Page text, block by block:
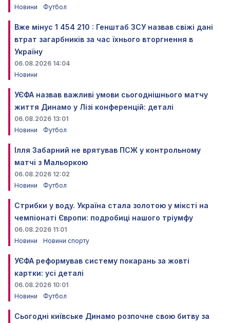
Новини
Футбол
Вже мінус 1 454 210 : Генштаб ЗСУ назвав свіжі дані
втрат загарбників за час їхнього вторгнення в
Україну
06.08.2026 14:04
Новини
УЄФА назвав важливі умови сьогоднішнього матчу
життя Динамо у Лізі конференцій: деталі
06.08.2026 13:01
Новини
Футбол
Ілля Забарний не врятував ПСЖ у контрольному
матчі з Мальоркою
06.08.2026 12:02
Новини
Футбол
Стрибки у воду. Україна стала золотою у міксті на
чемпіонаті Європи: подробиці нашого тріумфу
06.08.2026 11:01
Новини
Новини спорту
УЄФА реформував систему покарань за жовті
картки: усі деталі
06.08.2026 10:01
Новини
Футбол
Сьогодні київське Динамо розпочне свою битву за